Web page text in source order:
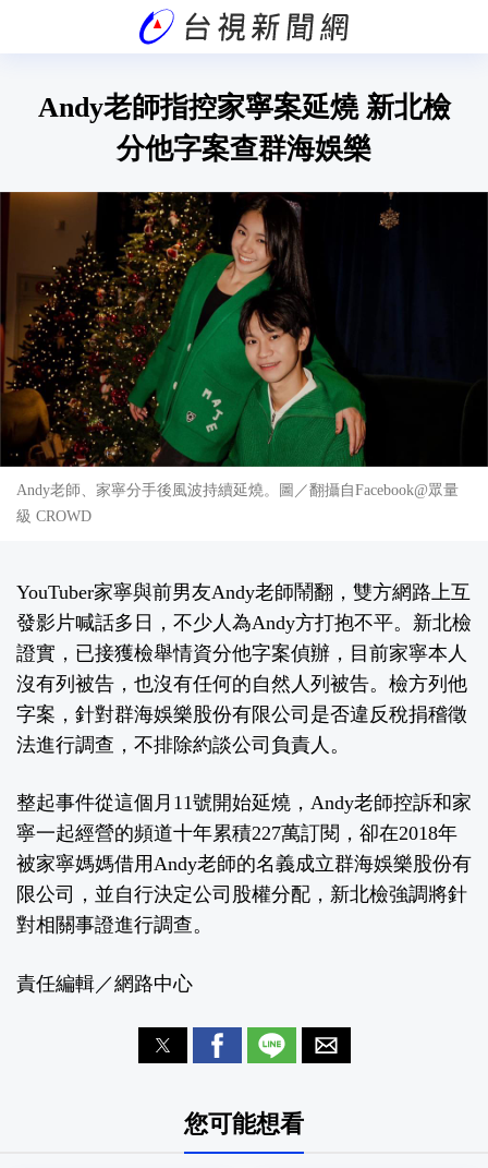
Andy老師指控家寧案延燒 新北檢
分他字案查群海娛樂
Andy老師、家寧分手後風波持續延燒。圖／翻攝自Facebook@眾量
級 CROWD
YouTuber家寧與前男友Andy老師鬧翻，雙方網路上互
發影片喊話多日，不少人為Andy方打抱不平。新北檢
證實，已接獲檢舉情資分他字案偵辦，目前家寧本人
沒有列被告，也沒有任何的自然人列被告。檢方列他
字案，針對群海娛樂股份有限公司是否違反稅捐稽徵
法進行調查，不排除約談公司負責人。
整起事件從這個月11號開始延燒，Andy老師控訴和家
寧一起經營的頻道十年累積227萬訂閱，卻在2018年
被家寧媽媽借用Andy老師的名義成立群海娛樂股份有
限公司，並自行決定公司股權分配，新北檢強調將針
對相關事證進行調查。
責任編輯／網路中心
您可能想看